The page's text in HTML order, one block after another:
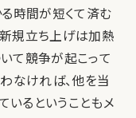
る時間が短くて済む
新規立ち上げは加熱
て競争が起こって
なければ、他を当
いるということもメ